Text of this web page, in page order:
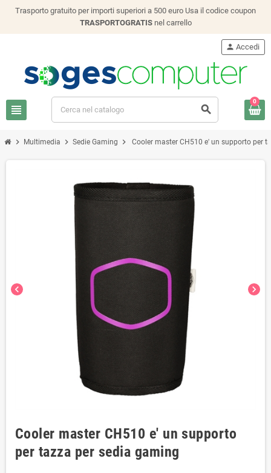
Trasporto gratuito per importi superiori a 500 euro Usa il codice coupon
TRASPORTOGRATISnel carrello
view_headline search
person Accedi
0
chevron_right Multimedia chevron_right Sedie Gaming chevron_right Cooler master CH510 e' un supporto per
chevron_left chevron_right
Cooler master CH510 e' un supporto
per tazza per sedia gaming